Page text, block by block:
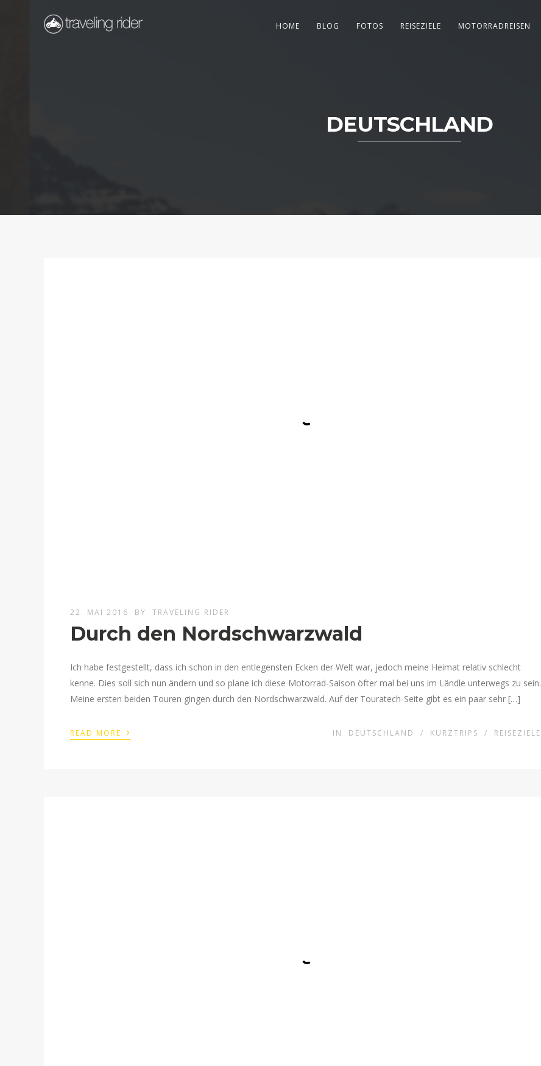
HOME BLOG FOTOS REISEZIELE MOTORRADREISEN
DEUTSCHLAND
22. MAI 2016 BY TRAVELING RIDER
Durch den Nordschwarzwald
Ich habe festgestellt, dass ich schon in den entlegensten Ecken der Welt war, jedoch meine Heimat relativ schlecht
kenne. Dies soll sich nun ändern und so plane ich diese Motorrad-Saison öfter mal bei uns im Ländle unterwegs zu sein.
Meine ersten beiden Touren gingen durch den Nordschwarzwald. Auf der Touratech-Seite gibt es ein paar sehr […]
READ MORE › IN DEUTSCHLAND / KURZTRIPS / REISEZIELE